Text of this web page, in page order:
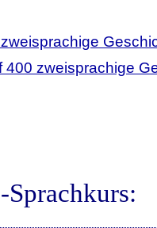
400 zweisprachige